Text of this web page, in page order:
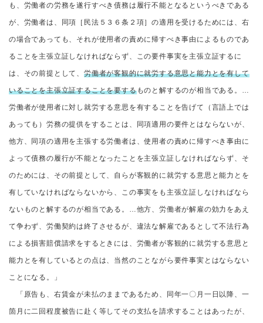
も、労働者の労務を遂行すべき債務は履行不能となるというべきである
が、労働者は、同項［民法５３６条２項］の適用を受けるためには、右
の場合であっても、それが使用者の責めに帰すべき事由によるものであ
ることを主張立証しなければならず、この要件事実を主張立証するに
は、その前提として、 労働者が客観的に就労する意思と能力とを有して
いることを主張立証することを要するものと解するのが相当である。…
労働者が使用者に対し就労する意思を有することを告げて（言語上では
あっても）労務の提供をすることは、同項適用の要件とはならないが、
他方、同項の適用を主張する労働者は、使用者の責めに帰すべき事由に
よって債務の履行が不能となったことを主張立証しなければならず、そ
のためには、その前提として、自らが客観的に就労する意思と能力とを
有していなければならないから、この事実をも主張立証しなければなら
ないものと解するのが相当である。…他方、労働者が解雇の効力をあえ
て争わず、労働契約は終了させるが、違法な解雇であるとして不法行為
による損害賠償請求をするときには、労働者が客観的に就労する意思と
能力とを有しているとの点は、当然のことながら要件事実とはならない
ことになる。」
「原告も、右賃金が未払のままであるため、同年一〇月一日以降、一
箇月に二回程度被告に赴く等してその支払を請求することはあったが、